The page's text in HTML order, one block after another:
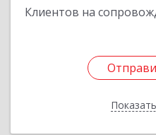
Клиентов на